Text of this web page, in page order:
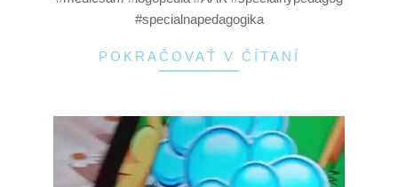
#specialnapedagogika
POKRAČOVAŤ V ČÍTANÍ